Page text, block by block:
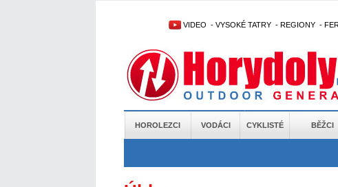
VIDEO - VYSOKÉ TATRY - REGIONY -
HOROLEZCI VODÁCI CYKLISTÉ BĚŽCI